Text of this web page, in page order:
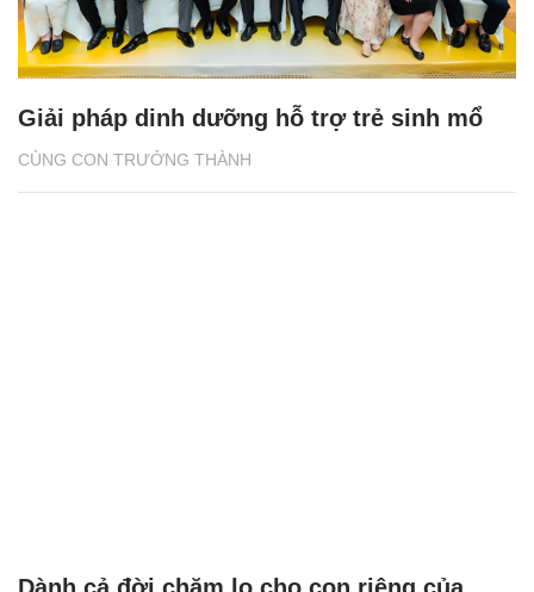
CÙNG CON TRƯỞNG THÀNH
Giải pháp dinh dưỡng hỗ trợ trẻ sinh mổ